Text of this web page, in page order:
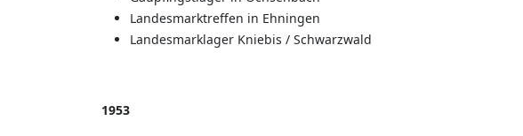
Landesmarktreffen in Ehningen
Landesmarklager Kniebis / Schwarzwald
1953